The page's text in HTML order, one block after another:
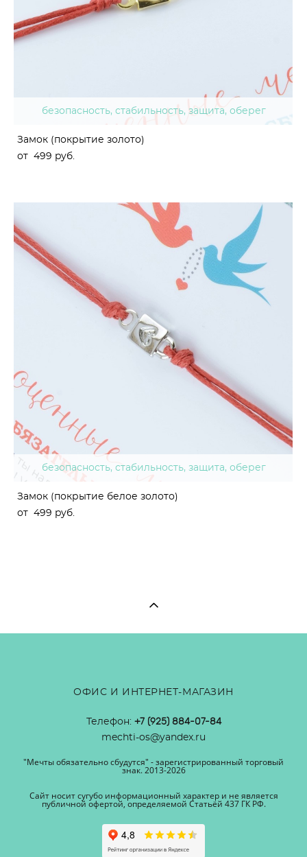
безопасность, стабильность, защита, оберег
Замок (покрытие золото)
от 499 pуб.
безопасность, стабильность, защита, оберег
Замок (покрытие белое золото)
от 499 pуб.
ОФИС И ИНТЕРНЕТ-МАГАЗИН
Телефон: +7 (925) 884-07-84
mechti-os@yandex.ru
"Мечты обязательно сбудутся" - зарегистрированный торговый
знак. 2013-2026
Сайт носит сугубо информационный характер и не является
публичной офертой, определяемой Статьёй 437 ГК РФ.